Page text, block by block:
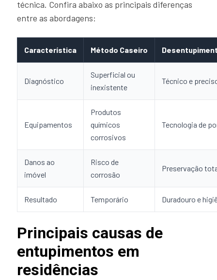
técnica. Confira abaixo as principais diferenças
entre as abordagens:
Característica Método Caseiro
Diagnóstico
Superficial ou
inexistente
Técnico e
Equipamentos
Produtos
químicos
corrosivos
Tecnologia de
Danos ao
imóvel
Risco de
corrosão
Preservação
Resultado Temporário Duradouro e
Principais causas de
entupimentos em
residências